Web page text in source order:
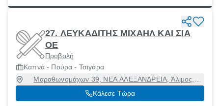
27. ΛΕΥΚΑΔΙΤΗΣ ΜΙΧΑΗΛ ΚΑΙ ΣΙΑ
ΟΕ
Προβολή
Καπνά - Πούρα - Τσιγάρα
Μαραθωνομάχων 39, ΝΕΑ ΑΛΕΞΑΝΔΡΕΙΑ, Άλιμος,
Αττική, 17456
Κάλεσε Τώρα